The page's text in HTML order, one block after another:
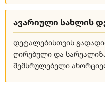
ავარიული სახლის
დეტალებისთვის
ღირებული და
შემსრულებელი